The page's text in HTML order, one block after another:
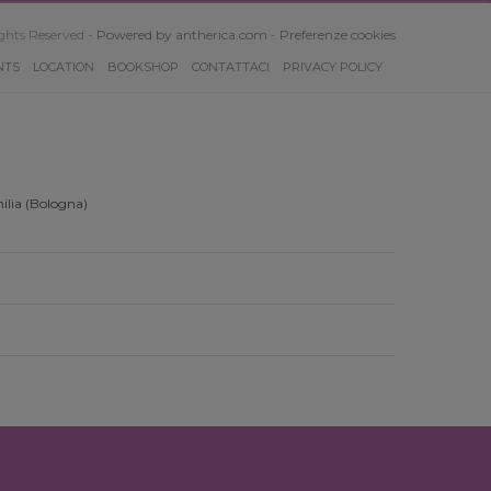
Reserved - Powered by antherica.com - Preferenze cookies
LOCATION BOOKSHOP CONTATTACI PRIVACY POLICY
(Bologna)